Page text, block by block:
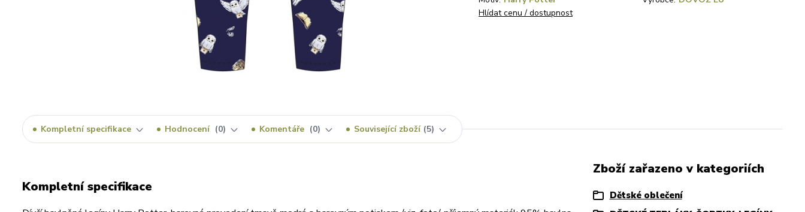
Hlídat cenu / dostupnost
Kompletní specifikace Hodnocení 0 Komentáře 0 Související zboží 5
Kompletní specifikace
Zboží zařazeno v kategoriích
Dětské oblečení